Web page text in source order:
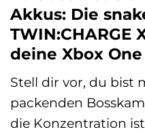
Akkus: Die
TWIN:CHARGE
deine Xbox
Stell dir vor, du bist
packenden
die Konzentration